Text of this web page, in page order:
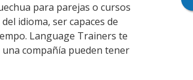
para parejas o cursos
idioma, ser capaces de
Language Trainers te
una compañía pueden tener